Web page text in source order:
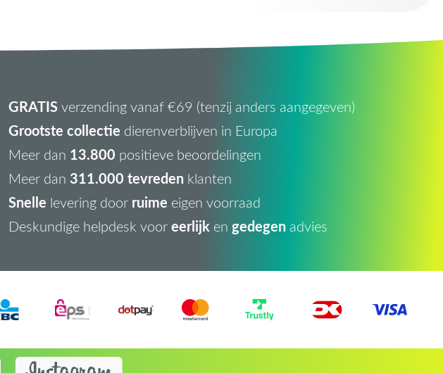
GRATISverzending vanaf €69 (tenzij anders aangegeven)
Grootste collectie dierenverblijven in Europa
Meer dan 13.800 positieve beoordelingen
Meer dan 311.000 tevredenklanten
Snelle levering door ruime eigen voorraad
Deskundige helpdesk vooreerlijken gedegenadvies